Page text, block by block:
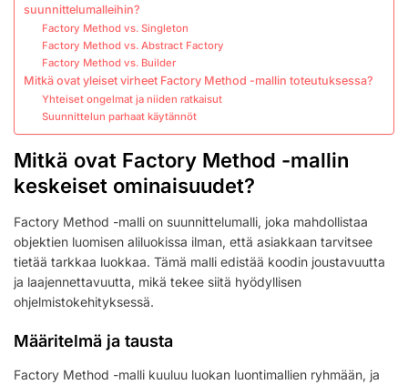
suunnittelumalleihin?
Factory Method vs. Singleton
Factory Method vs. Abstract Factory
Factory Method vs. Builder
Mitkä ovat yleiset virheet Factory Method -mallin toteutuksessa?
Yhteiset ongelmat ja niiden ratkaisut
Suunnittelun parhaat käytännöt
Mitkä ovat Factory Method -mallin
keskeiset ominaisuudet?
Factory Method -malli on suunnittelumalli, joka mahdollistaa
objektien luomisen aliluokissa ilman, että asiakkaan tarvitsee
tietää tarkkaa luokkaa. Tämä malli edistää koodin joustavuutta
ja laajennettavuutta, mikä tekee siitä hyödyllisen
ohjelmistokehityksessä.
Määritelmä ja tausta
Factory Method -malli kuuluu luokan luontimallien ryhmään, ja